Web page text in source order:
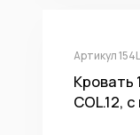
Артикул
Кровать
COL.12,